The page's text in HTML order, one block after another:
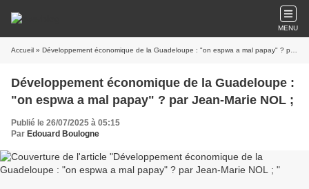
MENU
Accueil » Développement économique de la Guadeloupe : "on espwa a mal papay" ? par Jean-Marie NOL ;
Développement économique de la Guadeloupe :
"on espwa a mal papay" ? par Jean-Marie NOL ;
Publié le 26/07/2025 à 05:15
Par Edouard Boulogne